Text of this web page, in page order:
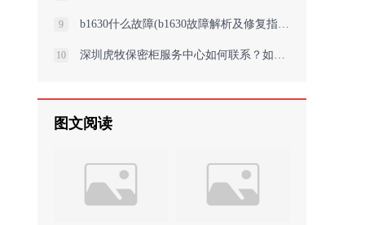
9 b1630什么故障(b1630故障解析及修复指南)
10 深圳虎牧保密柜服务中心如何联系？如何联系深圳虎牧保密柜服务中心？
图文阅读